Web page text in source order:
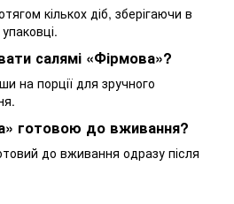
кількох діб, зберігаючи в
салямі «Фірмова»?
на порції для зручного
готовою до вживання?
до вживання одразу після